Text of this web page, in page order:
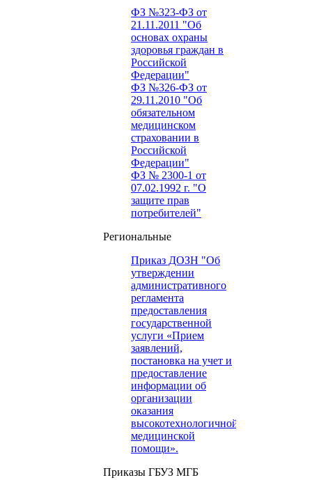
ФЗ №323-ФЗ от
21.11.2011 "Об
основах охраны
здоровья граждан в
Российской
Федерации"
ФЗ №326-ФЗ от
29.11.2010 "Об
обязательном
медицинском
страховании в
Российской
Федерации"
ФЗ № 2300-1 от
07.02.1992 г. "О
защите прав
потребителей"
Региональные
Приказ ДОЗН "Об
утверждении
административного
регламента
предоставления
государственной
услуги «Прием
заявлений,
постановка на учет и
предоставление
информации об
организации
оказания
высокотехнологичной
медицинской
помощи».
Приказы ГБУЗ МГБ